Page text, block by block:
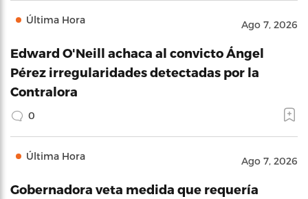
Última Hora Ago 7, 2026
Edward O'Neill achaca al convicto Ángel
Pérez irregularidades detectadas por la
Contralora
0
Última Hora Ago 7, 2026
Gobernadora veta medida que requería